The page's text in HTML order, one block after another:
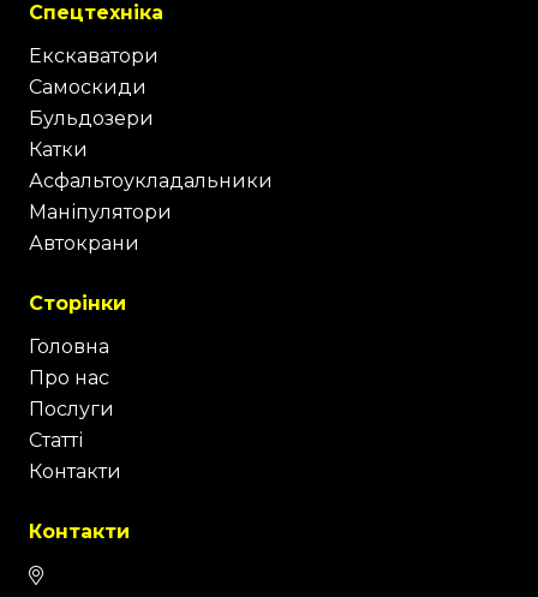
Спецтехніка
Екскаватори
Самоскиди
Бульдозери
Катки
Асфальтоукладальники
Маніпулятори
Автокрани
Сторінки
Головна
Про нас
Послуги
Статті
Контакти
Контакти